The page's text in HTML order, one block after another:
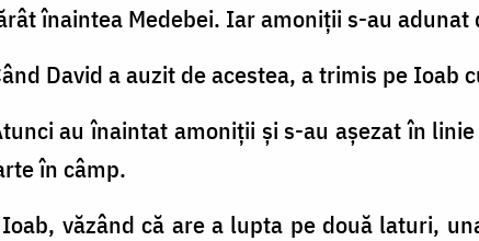
înaintea Medebei. Iar amoniţii s-au
David a auzit de acestea, a trimis pe Ioab
au înaintat amoniţii şi s-au aşezat în
în câmp.
văzând că are a lupta pe două laturi,